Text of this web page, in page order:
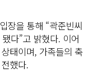
장을 통해 “곽준빈씨
다”고 밝혔다. 이어
태이며, 가족들의 축
했다.